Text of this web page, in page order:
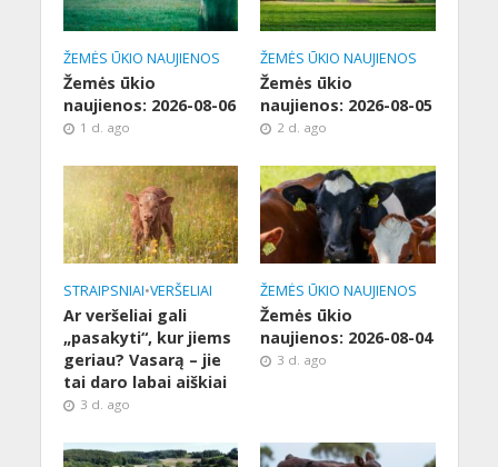
ŽEMĖS ŪKIO NAUJIENOS
Žemės ūkio
naujienos: 2026-08-06
1 d. ago
ŽEMĖS ŪKIO NAUJIENOS
Žemės ūkio
naujienos: 2026-08-05
2 d. ago
STRAIPSNIAI•VERŠELIAI
Ar veršeliai gali
„pasakyti“, kur jiems
geriau? Vasarą – jie
tai daro labai aiškiai
3 d. ago
ŽEMĖS ŪKIO NAUJIENOS
Žemės ūkio
naujienos: 2026-08-04
3 d. ago